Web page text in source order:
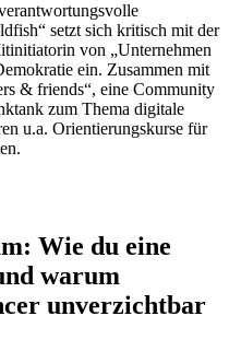
setzt sich kritisch mit der
von „Unternehmen
ein. Zusammen mit
& friends“, eine Community
zum Thema digitale
u.a. Orientierungskurse für
Wie du eine
warum
unverzichtbar